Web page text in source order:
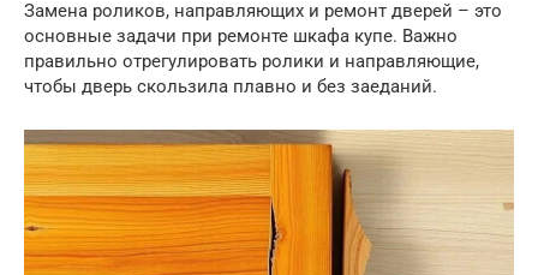
Замена роликов, направляющих и ремонт дверей – это
основные задачи при ремонте шкафа купе. Важно
правильно отрегулировать ролики и направляющие,
чтобы дверь скользила плавно и без заеданий.